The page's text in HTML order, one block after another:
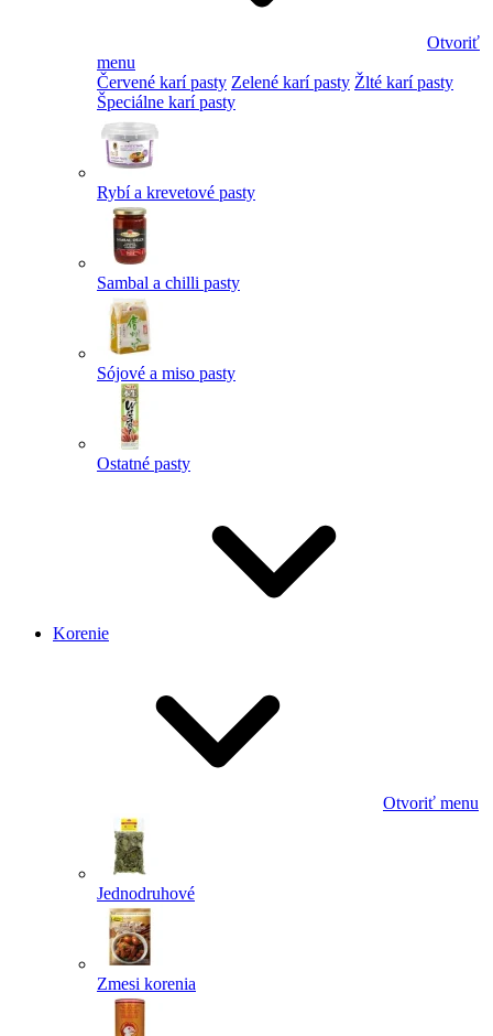
Otvoriť
menu
Červené karí pasty Zelené karí pasty Žlté karí pasty
Špeciálne karí pasty
Rybí a krevetové pasty
Sambal a chilli pasty
Sójové a miso pasty
Ostatné pasty
Korenie
Otvoriť menu
Jednodruhové
Zmesi korenia